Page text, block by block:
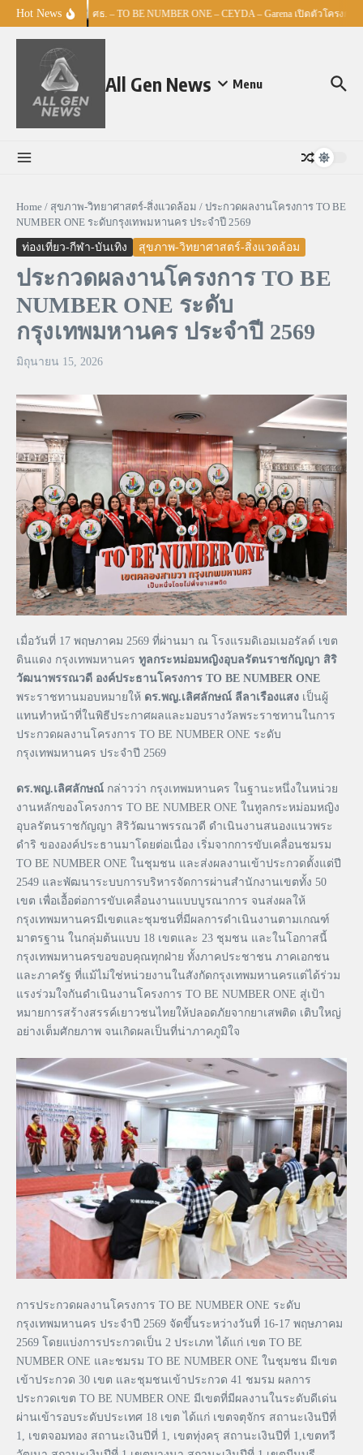
Skip to content
Hot News ศธ. – TO BE NUMBER ONE – CEYDA – Garena เปิดตัวโครงกา
All Gen News Menu
Home / สุขภาพ-วิทยาศาสตร์-สิ่งแวดล้อม / ประกวดผลงานโครงการ TO BE
NUMBER ONE ระดับกรุงเทพมหานคร ประจำปี 2569
ท่องเที่ยว-กีฬา-บันเทิง สุขภาพ-วิทยาศาสตร์-สิ่งแวดล้อม
ประกวดผลงานโครงการ TO BE
NUMBER ONE ระดับ
กรุงเทพมหานคร ประจำปี 2569
มิถุนายน 15, 2026
เมื่อวันที่ 17 พฤษภาคม 2569 ที่ผ่านมา ณ โรงแรมดิเอมเมอรัลด์ เขต
ดินแดง กรุงเทพมหานคร ทูลกระหม่อมหญิงอุบลรัตนราชกัญญา สิริ
วัฒนาพรรณวดี องค์ประธานโครงการ TO BE NUMBER ONE
พระราชทานมอบหมายให้ ดร.พญ.เลิศลักษณ์ ลีลาเรืองแสง เป็นผู้
แทนทำหน้าที่ในพิธีประกาศผลและมอบรางวัลพระราชทานในการ
ประกวดผลงานโครงการ TO BE NUMBER ONE ระดับ
กรุงเทพมหานคร ประจำปี 2569
ดร.พญ.เลิศลักษณ์ กล่าวว่า กรุงเทพมหานคร ในฐานะหนึ่งในหน่วย
งานหลักของโครงการ TO BE NUMBER ONE ในทูลกระหม่อมหญิง
อุบลรัตนราชกัญญา สิริวัฒนาพรรณวดี ดำเนินงานสนองแนวพระ
ดำริ ขององค์ประธานมาโดยต่อเนื่อง เริ่มจากการขับเคลื่อนชมรม
TO BE NUMBER ONE ในชุมชน และส่งผลงานเข้าประกวดตั้งแต่ปี
2549 และพัฒนาระบบการบริหารจัดการผ่านสำนักงานเขตทั้ง 50
เขต เพื่อเอื้อต่อการขับเคลื่อนงานแบบบูรณาการ จนส่งผลให้
กรุงเทพมหานครมีเขตและชุมชนที่มีผลการดำเนินงานตามเกณฑ์
มาตรฐาน ในกลุ่มต้นแบบ 18 เขตและ 23 ชุมชน และในโอกาสนี้
กรุงเทพมหานครขอขอบคุณทุกฝ่าย ทั้งภาคประชาชน ภาคเอกชน
และภาครัฐ ที่แม้ไม่ใช่หน่วยงานในสังกัดกรุงเทพมหานครแต่ได้ร่วม
แรงร่วมใจกันดำเนินงานโครงการ TO BE NUMBER ONE สู่เป้า
หมายการสร้างสรรค์เยาวชนไทยให้ปลอดภัยจากยาเสพติด เติบใหญ่
อย่างเต็มศักยภาพ จนเกิดผลเป็นที่น่าภาคภูมิใจ
การประกวดผลงานโครงการ TO BE NUMBER ONE ระดับ
กรุงเทพมหานคร ประจำปี 2569 จัดขึ้นระหว่างวันที่ 16-17 พฤษภาคม
2569 โดยแบ่งการประกวดเป็น 2 ประเภท ได้แก่ เขต TO BE
NUMBER ONE และชมรม TO BE NUMBER ONE ในชุมชน มีเขต
เข้าประกวด 30 เขต และชุมชนเข้าประกวด 41 ชมรม ผลการ
ประกวดเขต TO BE NUMBER ONE มีเขตที่มีผลงานในระดับดีเด่น
ผ่านเข้ารอบระดับประเทศ 18 เขต ได้แก่ เขตจตุจักร สถานะเงินปีที่
1, เขตจอมทอง สถานะเงินปีที่ 1, เขตทุ่งครุ สถานะเงินปีที่ 1,เขตทวี